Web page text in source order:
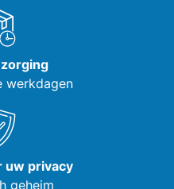
werkdagen
uw privacy
geheim